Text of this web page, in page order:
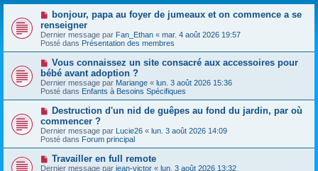
N
u
v
e
a
u
m
e
s
a
g
e
bonjour, papa au foyer de jumeaux et on commence a se
renseigner
Dernier message par Fan_Ethan « mar. 4 août 2026 19:57
Posté dans Présentation des membres
N
o
u
v
e
a
m
e
s
a
Vous connaissez un site consacré aux accessoires pour
bébé avant adoption ?
Dernier message par Mariange « lun. 3 août 2026 15:36
Posté dans Enfants à Besoins Spécifiques
N
u
v
e
a
m
Destruction d'un nid de guêpes au fond du jardin, par où
commencer ?
Dernier message par Lucie26 « lun. 3 août 2026 14:09
Posté dans Forum principal
N
o
Travailler en full remote
Dernier message par jean-victor « lun. 3 août 2026 13:32